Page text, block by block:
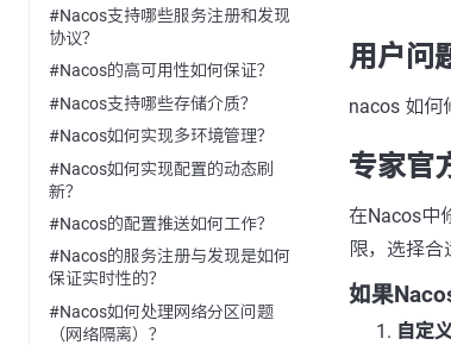
#Nacos支持哪些服务注册和发现
协议？
#Nacos的高可用性如何保证？
#Nacos支持哪些存储介质？
#Nacos如何实现多环境管理？
#Nacos如何实现配置的动态刷
新？
#Nacos的配置推送如何工作？
#Nacos的服务注册与发现是如何
保证实时性的？
#Nacos如何处理网络分区问题
（网络隔离）？
用户问
nacos 如何
专家官
在Nacos中
限，选择合
如果
自定